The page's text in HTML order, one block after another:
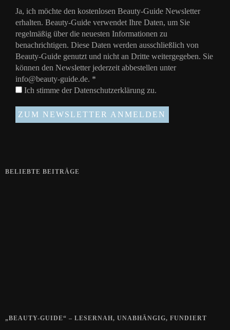
Ja, ich möchte den kostenlosen Beauty-Guide Newsletter
erhalten. Beauty-Guide verwendet Ihre Daten, um Sie
regelmäßig über die neuesten Informationen zu
benachrichtigen. Diese Daten werden ausschließlich von
Beauty-Guide genutzt und nicht an Dritte weitergegeben. Sie
können den Newsletter jederzeit abbestellen unter
info@beauty-guide.de. *
Ich stimme derDatenschutzerklärung zu.
BELIEBTE BEITRÄGE
„BEAUTY-GUIDE“ – LESERNAH, UNABHÄNGIG, FUNDIERT